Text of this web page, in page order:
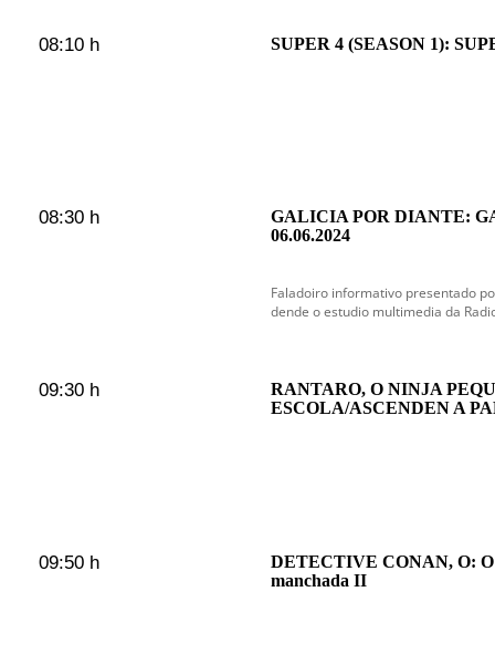
08:10 h SUPER 4 (SEASON 1):
08:30 h
GALICIA POR DIANTE:
06.06.2024
Faladoiro informativo presentado
dende o estudio multimedia da
09:30 h
RANTARO, O NINJA
ESCOLA/ASCENDEN A
09:50 h
DETECTIVE CONAN, O: O
manchada II